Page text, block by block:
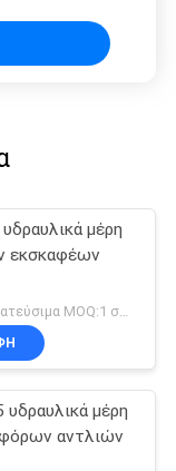
μέρη
εκσκαφέων
Διαπραγματεύσιμα MOQ:1 σύνολο
υδραυλικά μέρη
αντλιών